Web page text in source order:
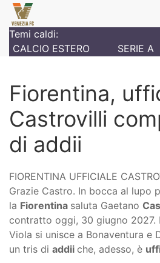
Temi caldi:
CALCIO ESTERO
SERIE A
Fiorentina,
Castrovilli
di addii
FIORENTINA UFFICIALE
Grazie Castro. In bocca al lupo
la Fiorentina saluta Gaetano
contratto oggi, 30 giugno 2027.
Viola si unisce a Bonaventura e
un tris di addii che, adesso, è